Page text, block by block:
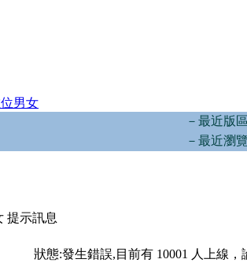
男女
－最近版
－最近瀏
提示訊息
狀態:發生錯誤,目前有 10001 人上線